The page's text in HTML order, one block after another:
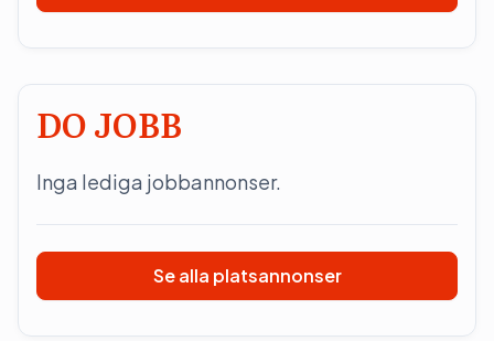
DO JOBB
Inga lediga jobbannonser.
Se alla platsannonser